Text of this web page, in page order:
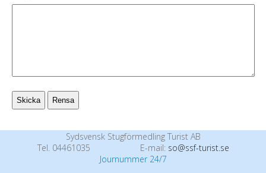
Sydsvensk Stugförmedling Turist AB
Tel. 04461035
E-mail: so@ssf-turist.se
Journummer 24/7